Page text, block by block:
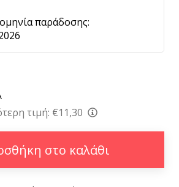
παράδοσης:
τιμή: €11,30
στο καλάθι